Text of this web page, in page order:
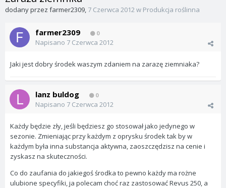
dodany przez farmer2309, 7 Czerwca 2012w Produkcja roślinna
farmer2309 0
Napisano 7 Czerwca 2012
Jaki jest dobry środek waszym zdaniem na zarazę ziemniaka?
lanz buldog 0
Napisano 7 Czerwca 2012
Każdy będzie zły, jeśli będziesz go stosował jako jedynego w
sezonie. Zmieniając przy każdym z oprysku środek tak by w
każdym była inna substancja aktywna, zaoszczędzisz na cenie i
zyskasz na skuteczności.
Co do zaufania do jakiegoś środka to pewno każdy ma rożne
ulubione specyfiki, ja polecam choć raz zastosować Revus 250, a